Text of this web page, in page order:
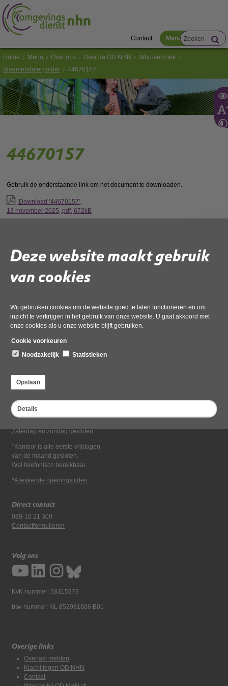
Deze website maakt gebruik
van cookies
Wij gebruiken cookies om de website goed te laten functioneren en om
inzicht te verkrijgen in het gebruik van onze website. U gaat akkoord met
onze cookies als u onze website blijft gebruiken.
Cookie voorkeuren
Noodzakelijk
Statistieken
Opslaan
Details
Contact Menu
Home Menu Over ons Over de OD NHN
Woo-verzoek
Bloemendalerpolder
44670157
44670157
Gebruik de onderstaande link om het document te downloaden.
Download ‘44670157’,
13 november 2025, pdf, 672kB
Bezoekadres
Dampten 2, 1624 NR Hoorn
Postbus 2095, 1620 EB Hoorn
Openingstijden kantoor
Maandag tot en met vrijdag*
van 08:00 tot 16:30
Zaterdag en zondag gesloten
*Kantoor is alle eerste vrijdagen
van de maand gesloten.
Wel telefonisch bereikbaar.
*Afwijkende openingstijden
Direct contact
088-10 21 300
Contactformulieren
Volg ons
KvK nummer: 58315373
btw-nummer: NL 852981806 B01
Overige links
Overlast melden
Klacht tegen OD NHN
Contact